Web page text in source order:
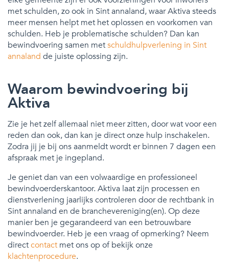
met schulden, zo ook in Sint annaland, waar Aktiva steeds
meer mensen helpt met het oplossen en voorkomen van
schulden. Heb je problematische schulden? Dan kan
bewindvoering samen metschuldhulpverlening in Sint
annaland de juiste oplossing zijn.
Waarom bewindvoering bij
Aktiva
Zie je het zelf allemaal niet meer zitten, door wat voor een
reden dan ook, dan kan je direct onze hulp inschakelen.
Zodra jij je bij ons aanmeldt wordt er binnen 7 dagen een
afspraak met je ingepland.
Je geniet dan van een volwaardige en professioneel
bewindvoerderskantoor. Aktiva laat zijn processen en
dienstverlening jaarlijks controleren door de rechtbank in
Sint annaland en de branchevereniging(en). Op deze
manier ben je gegarandeerd van een betrouwbare
bewindvoerder. Heb je een vraag of opmerking? Neem
directcontact met ons op of bekijk onze
klachtenprocedure.